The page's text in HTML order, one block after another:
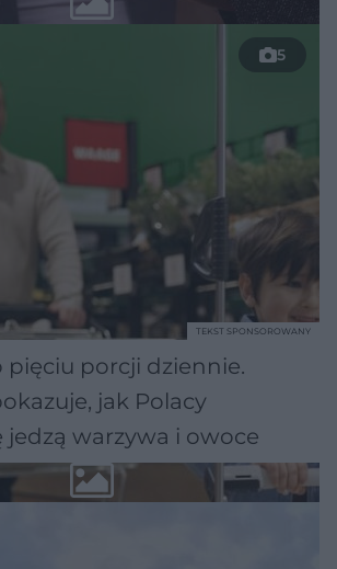
5
pięciu porcji dziennie.
jak Polacy
jedzą warzywa i owoce
TEKST SPONSOROWANY